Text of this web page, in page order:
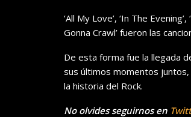
‘All My Love’, ‘In The
Gonna Crawl’ fueron las
De esta forma fue la llegada
sus últimos momentos
la historia del Rock.
No olvides seguirnos en